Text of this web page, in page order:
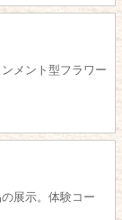
メント型フラワー
展示。体験コー